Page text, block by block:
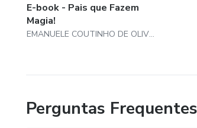
E-book - Pais que Fazem
Magia!
EMANUELE COUTINHO DE OLIVEIRA
Perguntas Frequentes